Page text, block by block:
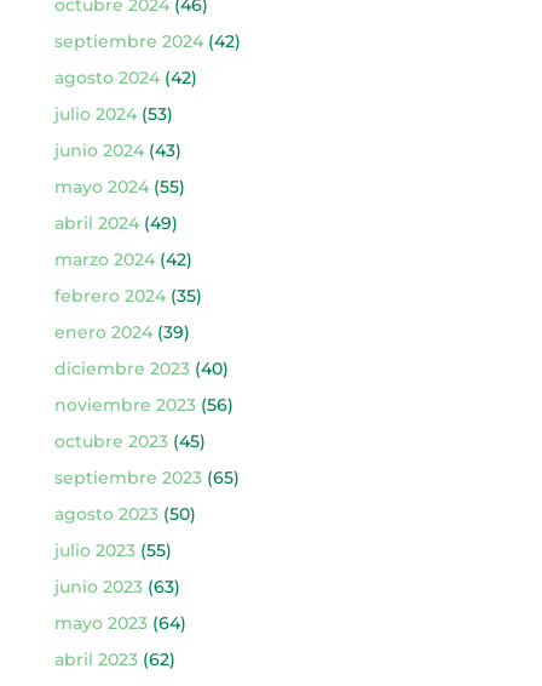
octubre 2024(46)
septiembre 2024(42)
agosto 2024(42)
julio 2024(53)
junio 2024(43)
mayo 2024(55)
abril 2024(49)
marzo 2024(42)
febrero 2024(35)
enero 2024(39)
diciembre 2023(40)
noviembre 2023(56)
octubre 2023(45)
septiembre 2023(65)
agosto 2023(50)
julio 2023(55)
junio 2023(63)
mayo 2023(64)
abril 2023(62)